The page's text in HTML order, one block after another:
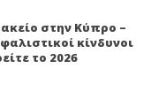
στην Κύπρο –
κίνδυνοι
το 2026